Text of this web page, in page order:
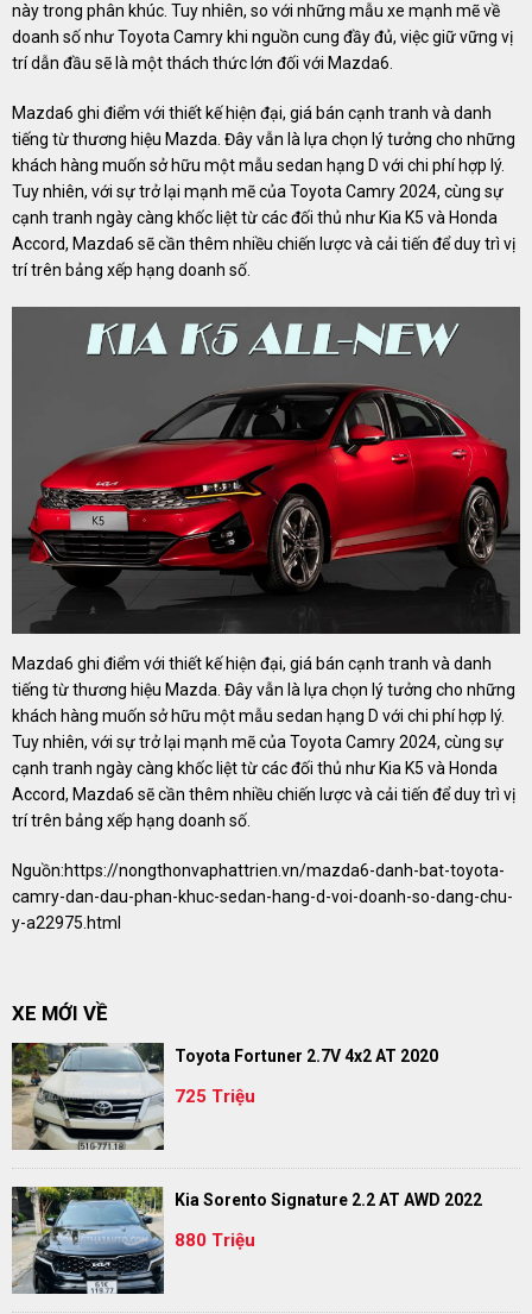
này trong phân khúc. Tuy nhiên, so với những mẫu xe mạnh mẽ về
doanh số như Toyota Camry khi nguồn cung đầy đủ, việc giữ vững vị
trí dẫn đầu sẽ là một thách thức lớn đối với Mazda6.
Mazda6 ghi điểm với thiết kế hiện đại, giá bán cạnh tranh và danh
tiếng từ thương hiệu Mazda. Đây vẫn là lựa chọn lý tưởng cho những
khách hàng muốn sở hữu một mẫu sedan hạng D với chi phí hợp lý.
Tuy nhiên, với sự trở lại mạnh mẽ của Toyota Camry 2024, cùng sự
cạnh tranh ngày càng khốc liệt từ các đối thủ như Kia K5 và Honda
Accord, Mazda6 sẽ cần thêm nhiều chiến lược và cải tiến để duy trì vị
trí trên bảng xếp hạng doanh số.
Mazda6 ghi điểm với thiết kế hiện đại, giá bán cạnh tranh và danh
tiếng từ thương hiệu Mazda. Đây vẫn là lựa chọn lý tưởng cho những
khách hàng muốn sở hữu một mẫu sedan hạng D với chi phí hợp lý.
Tuy nhiên, với sự trở lại mạnh mẽ của Toyota Camry 2024, cùng sự
cạnh tranh ngày càng khốc liệt từ các đối thủ như Kia K5 và Honda
Accord, Mazda6 sẽ cần thêm nhiều chiến lược và cải tiến để duy trì vị
trí trên bảng xếp hạng doanh số.
Nguồn:https://nongthonvaphattrien.vn/mazda6-danh-bat-toyota-
camry-dan-dau-phan-khuc-sedan-hang-d-voi-doanh-so-dang-chu-
y-a22975.html
XE MỚI VỀ
Toyota Fortuner 2.7V 4x2 AT 2020
725 Triệu
Kia Sorento Signature 2.2 AT AWD 2022
880 Triệu